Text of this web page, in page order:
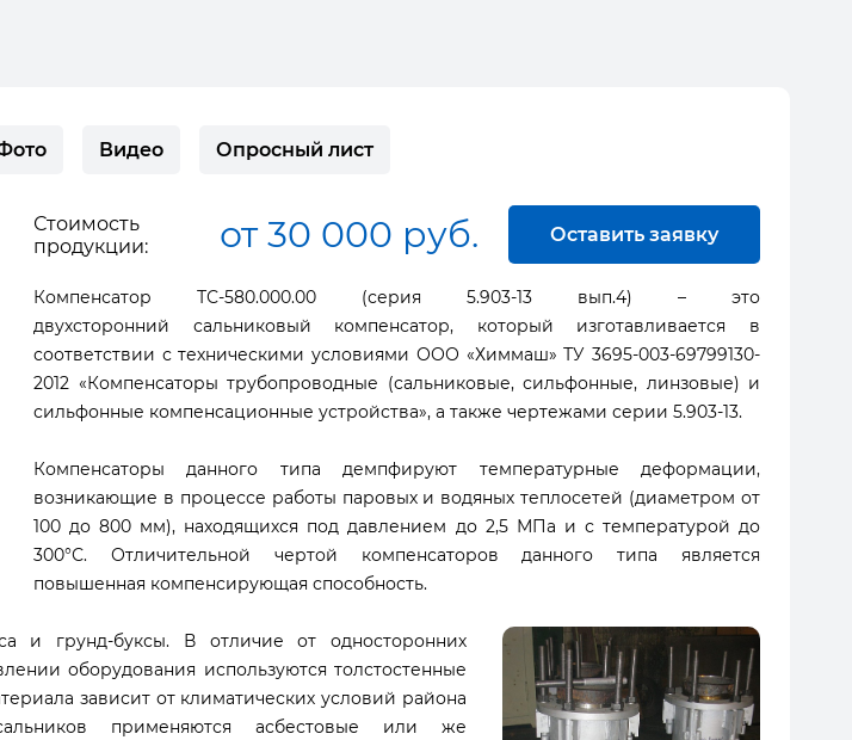
Видео Опросный лист
Стоимость
продукции:
от 30 000 руб. Оставить заявку
Компенсатор ТС-580.000.00 (серия 5.903-13 вып.4) – это
двухсторонний сальниковый компенсатор, который изготавливается в
соответствии с техническими условиями ООО «Химмаш» ТУ 3695-003-69799130-
2012 «Компенсаторы трубопроводные (сальниковые, сильфонные, линзовые) и
сильфонные компенсационные устройства», а также чертежами серии 5.903-13.
Компенсаторы данного типа демпфируют температурные деформации,
возникающие в процессе работы паровых и водяных теплосетей (диаметром от
100 до 800 мм), находящихся под давлением до 2,5 МПа и с температурой до
300°С. Отличительной чертой компенсаторов данного типа является
повышенная компенсирующая способность.
и грунд-буксы. В отличие от односторонних
оборудования используются толстостенные
зависит от климатических условий района
применяются асбестовые или же